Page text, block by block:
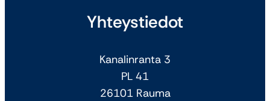
Yhteystiedot
Kanalinranta 3
PL 41
26101 Rauma